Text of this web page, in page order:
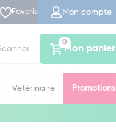
Favoris Mon compte
Mon panier
0
Vétérinaire Promotions